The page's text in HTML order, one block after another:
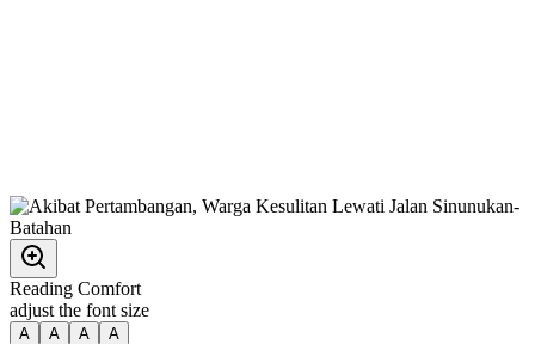
Reading Comfort
adjust the font size
A A A A